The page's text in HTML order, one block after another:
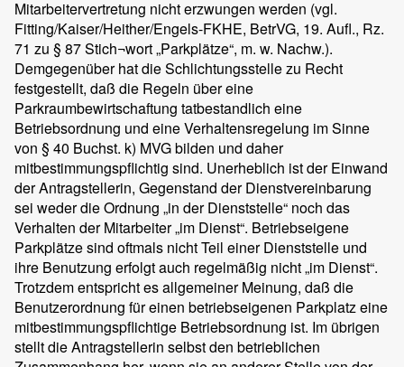
Mitarbeitervertretung nicht erzwungen werden (vgl.
Fitting/Kaiser/Heither/Engels-FKHE, BetrVG, 19. Aufl., Rz.
71 zu § 87 Stich¬wort „Parkplätze“, m. w. Nachw.).
Demgegenüber hat die Schlichtungsstelle zu Recht
festgestellt, daß die Regeln über eine
Parkraumbewirtschaftung tatbestandlich eine
Betriebsordnung und eine Verhaltensregelung im Sinne
von § 40 Buchst. k) MVG bilden und daher
mitbestimmungspflichtig sind. Unerheblich ist der Einwand
der Antragstellerin, Gegenstand der Dienstvereinbarung
sei weder die Ordnung „in der Dienststelle“ noch das
Verhalten der Mitarbeiter „im Dienst“. Betriebseigene
Parkplätze sind oftmals nicht Teil einer Dienststelle und
ihre Benutzung erfolgt auch regelmäßig nicht „im Dienst“.
Trotzdem entspricht es allgemeiner Meinung, daß die
Benutzerordnung für einen betriebseigenen Parkplatz eine
mitbestimmungspflichtige Betriebsordnung ist. Im übrigen
stellt die Antragstellerin selbst den betrieblichen